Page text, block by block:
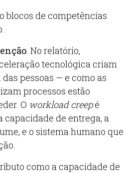
blocos de competências
. No relatório,
tecnológica criam
pessoas — e como as
processos estão
O workload creepé
capacidade de entrega, a
e o sistema humano que
como a capacidade de